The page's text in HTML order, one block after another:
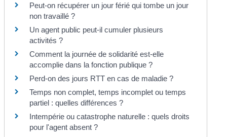
Peut-on récupérer un jour férié qui tombe un jour
non travaillé ?
Un agent public peut-il cumuler plusieurs
activités ?
Comment la journée de solidarité est-elle
accomplie dans la fonction publique ?
Perd-on des jours RTT en cas de maladie ?
Temps non complet, temps incomplet ou temps
partiel : quelles différences ?
Intempérie ou catastrophe naturelle : quels droits
pour l'agent absent ?